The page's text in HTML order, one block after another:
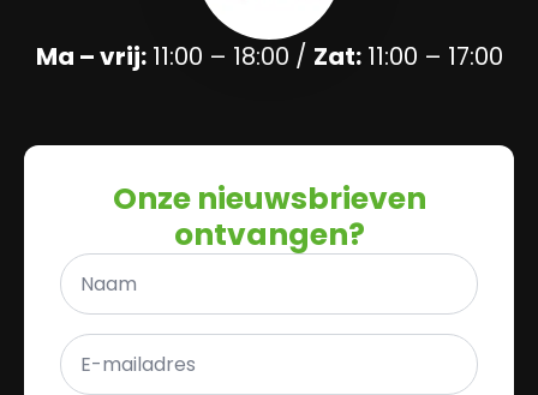
Ma – vrij:11:00 – 18:00 / Zat:11:00 – 17:00
Onze nieuwsbrieven
ontvangen?
Naam
E-
mailadres
*